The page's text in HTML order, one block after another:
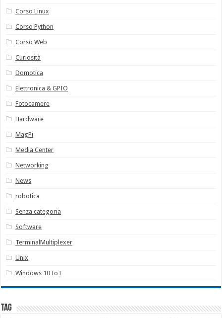
Corso Linux
Corso Python
Corso Web
Curiosità
Domotica
Elettronica & GPIO
Fotocamere
Hardware
MagPi
Media Center
Networking
News
robotica
Senza categoria
Software
TerminalMultiplexer
Unix
Windows 10 IoT
Tag